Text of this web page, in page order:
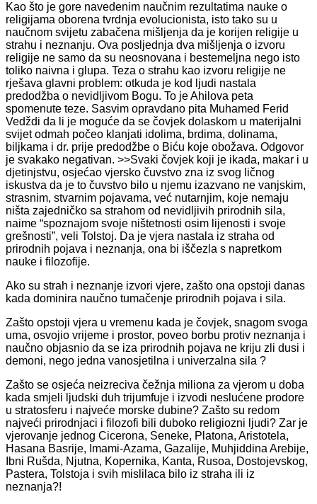
Kao što je gore navedenim naučnim rezultatima nauke o
religijama oborena tvrdnja evolucionista, isto tako su u
naučnom svijetu zabačena mišljenja da je korijen religije u
strahu i neznanju. Ova posljednja dva mišljenja o izvoru
religije ne samo da su neosnovana i bestemeljna nego isto
toliko naivna i glupa. Teza o strahu kao izvoru religije ne
rješava glavni problem: otkuda je kod ljudi nastala
predodžba o nevidljivom Bogu. To je Ahilova peta
spomenute teze. Sasvim opravdano pita Muhamed Ferid
Vedždi da li je moguće da se čovjek dolaskom u materijalni
svijet odmah počeo klanjati idolima, brdima, dolinama,
biljkama i dr. prije predodžbe o Biću koje obožava. Odgovor
je svakako negativan. >>Svaki čovjek koji je ikada, makar i u
djetinjstvu, osjećao vjersko čuvstvo zna iz svog ličnog
iskustva da je to čuvstvo bilo u njemu izazvano ne vanjskim,
strasnim, stvarnim pojavama, već nutarnjim, koje nemaju
ništa zajedničko sa strahom od nevidljivih prirodnih sila,
naime “spoznajom svoje ništetnosti osim lijenosti i svoje
grešnosti”, veli Tolstoj. Da je vjera nastala iz straha od
prirodnih pojava i neznanja, ona bi iščezla s napretkom
nauke i filozofije.
Ako su strah i neznanje izvori vjere, zašto ona opstoji danas
kada dominira naučno tumačenje prirodnih pojava i sila.
Zašto opstoji vjera u vremenu kada je čovjek, snagom svoga
uma, osvojio vrijeme i prostor, poveo borbu protiv neznanja i
naučno objasnio da se iza prirodnih pojava ne kriju zli dusi i
demoni, nego jedna vanosjetilna i univerzalna sila ?
Zašto se osjeća neizreciva čežnja miliona za vjerom u doba
kada smjeli ljudski duh trijumfuje i izvodi neslućene prodore
u stratosferu i najveće morske dubine? Zašto su redom
najveći prirodnjaci i filozofi bili duboko religiozni ljudi? Zar je
vjerovanje jednog Cicerona, Seneke, Platona, Aristotela,
Hasana Basrije, Imami-Azama, Gazalije, Muhjiddina Arebije,
Ibni Rušda, Njutna, Kopernika, Kanta, Rusoa, Dostojevskog,
Pastera, Tolstoja i svih mislilaca bilo iz straha ili iz
neznanja?!